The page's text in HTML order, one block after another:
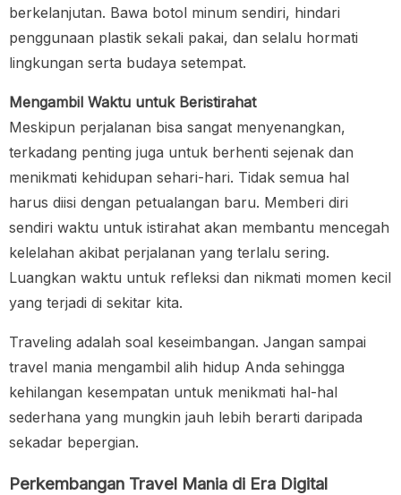
berkelanjutan. Bawa botol minum sendiri, hindari
penggunaan plastik sekali pakai, dan selalu hormati
lingkungan serta budaya setempat.
Mengambil Waktu untuk Beristirahat
Meskipun perjalanan bisa sangat menyenangkan,
terkadang penting juga untuk berhenti sejenak dan
menikmati kehidupan sehari-hari. Tidak semua hal
harus diisi dengan petualangan baru. Memberi diri
sendiri waktu untuk istirahat akan membantu mencegah
kelelahan akibat perjalanan yang terlalu sering.
Luangkan waktu untuk refleksi dan nikmati momen kecil
yang terjadi di sekitar kita.
Traveling adalah soal keseimbangan. Jangan sampai
travel mania mengambil alih hidup Anda sehingga
kehilangan kesempatan untuk menikmati hal-hal
sederhana yang mungkin jauh lebih berarti daripada
sekadar bepergian.
Perkembangan Travel Mania di Era Digital